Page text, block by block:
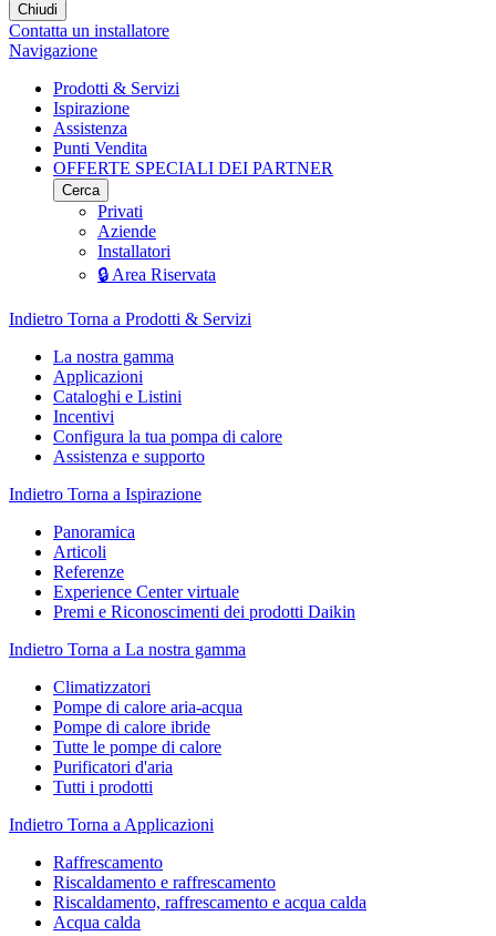
Chiudi
Contatta un installatore
Navigazione
Prodotti & Servizi
Ispirazione
Assistenza
Punti Vendita
OFFERTE SPECIALI DEI PARTNER
Cerca
Privati
Aziende
Installatori
🔒 Area Riservata
Indietro Torna a Prodotti & Servizi
La nostra gamma
Applicazioni
Cataloghi e Listini
Incentivi
Configura la tua pompa di calore
Assistenza e supporto
Indietro Torna a Ispirazione
Panoramica
Articoli
Referenze
Experience Center virtuale
Premi e Riconoscimenti dei prodotti Daikin
Indietro Torna a La nostra gamma
Climatizzatori
Pompe di calore aria-acqua
Pompe di calore ibride
Tutte le pompe di calore
Purificatori d'aria
Tutti i prodotti
Indietro Torna a Applicazioni
Raffrescamento
Riscaldamento e raffrescamento
Riscaldamento, raffrescamento e acqua calda
Acqua calda